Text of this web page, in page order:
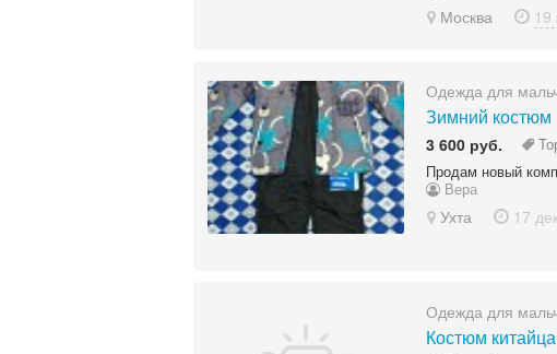
Москва 19
Одежда для
Зимний костюм
3 600 руб.
Продам новый
Вера
Ухта 17
Одежда для
Костюм китайца